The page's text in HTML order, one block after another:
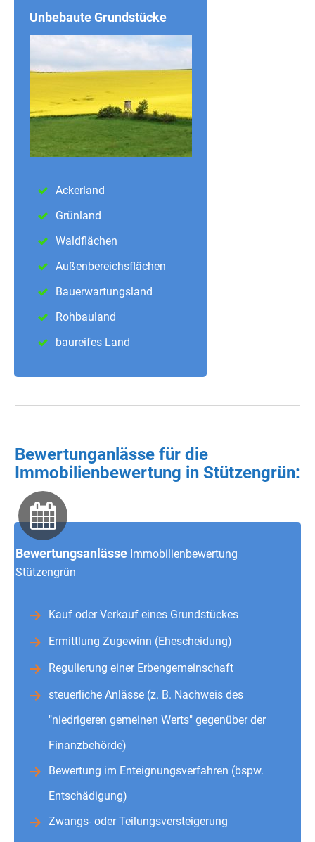
Unbebaute Grundstücke
Ackerland
Grünland
Waldflächen
Außenbereichsflächen
Bauerwartungsland
Rohbauland
baureifes Land
Bewertunganlässe für die
Immobilienbewertung in Stützengrün:
Bewertungsanlässe Immobilienbewertung
Stützengrün
Kauf oder Verkauf eines Grundstückes
Ermittlung Zugewinn (Ehescheidung)
Regulierung einer Erbengemeinschaft
steuerliche Anlässe (z. B. Nachweis des
"niedrigeren gemeinen Werts" gegenüber der
Finanzbehörde)
Bewertung im Enteignungsverfahren (bspw.
Entschädigung)
Zwangs- oder Teilungsversteigerung